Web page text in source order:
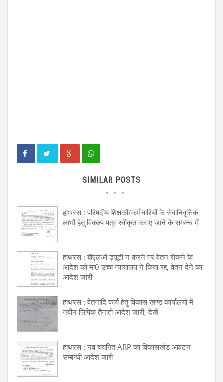
SIMILAR POSTS
हाथरस : परिषदीय शिक्षकों/कर्मचारियों के सेवानिवृत्तिक
लाभों हेतु विकल्प पत्र स्वीकृत कराए जाने के सम्बन्ध में
हाथरस : बीएलओ ड्यूटी न करने पर वेतन रोकने के
आदेश को मा0 उच्च न्यायालय ने किया रद्द, वेतन देने का
आदेश जारी
हाथरस : वेतनादि कार्य हेतु विकास खण्ड कार्यालयों में
नवीन लिपिक तैनाती आदेश जारी, देखें
हाथरस : नव चयनित ARP का विकासखंड आवंटन
सम्बन्धी आदेश जारी